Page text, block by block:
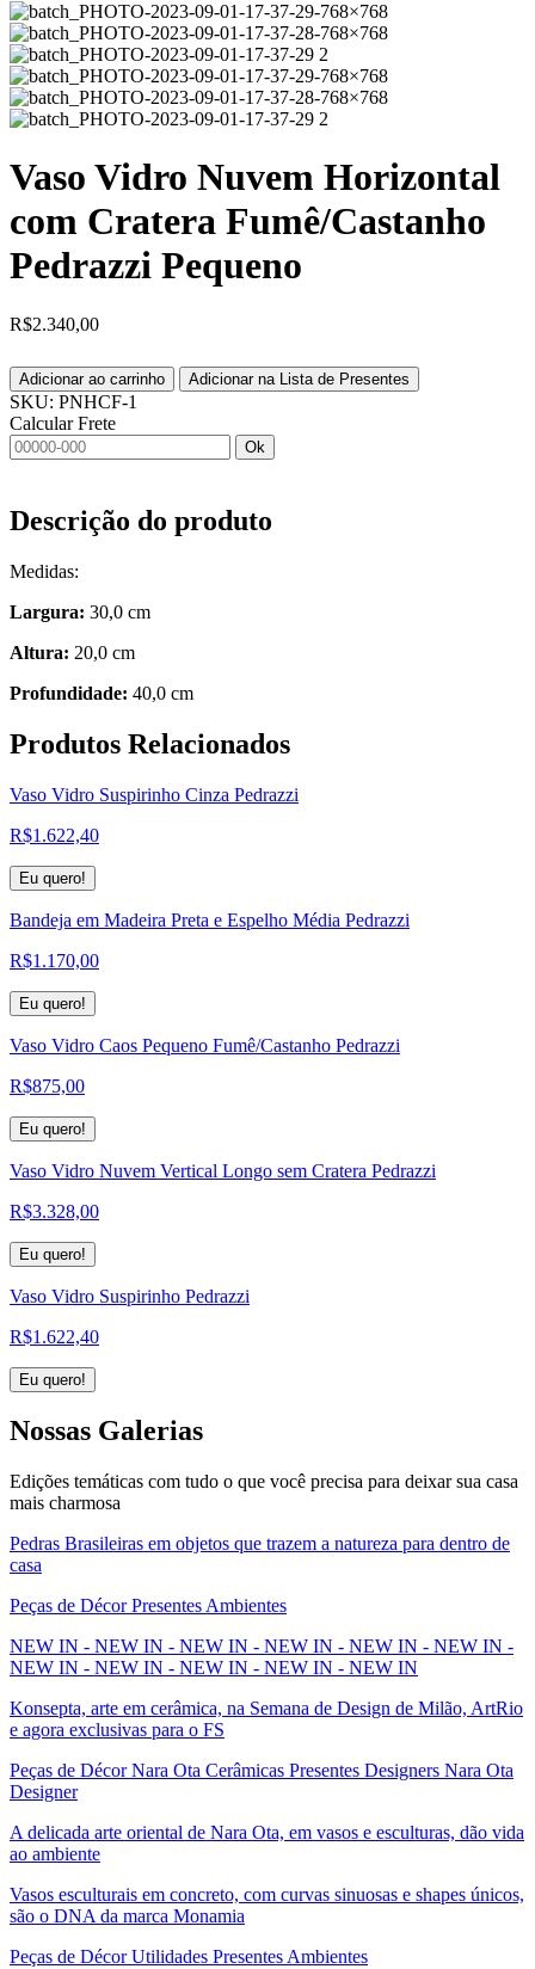
Vaso Vidro Nuvem Horizontal
com Cratera Fumê/Castanho
Pedrazzi Pequeno
R$2.340,00
Adicionar ao carrinho Adicionar na Lista de Presentes
SKU: PNHCF-1
Calcular Frete
Ok
Descrição do produto
Medidas:
Largura: 30,0 cm
Altura: 20,0 cm
Profundidade: 40,0 cm
Produtos Relacionados
Vaso Vidro Suspirinho Cinza Pedrazzi
R$1.622,40
Eu quero!
Bandeja em Madeira Preta e Espelho Média Pedrazzi
R$1.170,00
Eu quero!
Vaso Vidro Caos Pequeno Fumê/Castanho Pedrazzi
R$875,00
Eu quero!
Vaso Vidro Nuvem Vertical Longo sem Cratera Pedrazzi
R$3.328,00
Eu quero!
Vaso Vidro Suspirinho Pedrazzi
R$1.622,40
Eu quero!
Nossas Galerias
Edições temáticas com tudo o que você precisa para deixar sua casa
mais charmosa
Pedras Brasileiras em objetos que trazem a natureza para dentro de
casa
Peças de Décor Presentes Ambientes
NEW IN - NEW IN - NEW IN - NEW IN - NEW IN - NEW IN -
NEW IN - NEW IN - NEW IN - NEW IN - NEW IN
Konsepta, arte em cerâmica, na Semana de Design de Milão, ArtRio
e agora exclusivas para o FS
Peças de Décor Nara Ota Cerâmicas Presentes Designers Nara Ota
Designer
A delicada arte oriental de Nara Ota, em vasos e esculturas, dão vida
ao ambiente
Vasos esculturais em concreto, com curvas sinuosas e shapes únicos,
são o DNA da marca Monamia
Peças de Décor Utilidades Presentes Ambientes